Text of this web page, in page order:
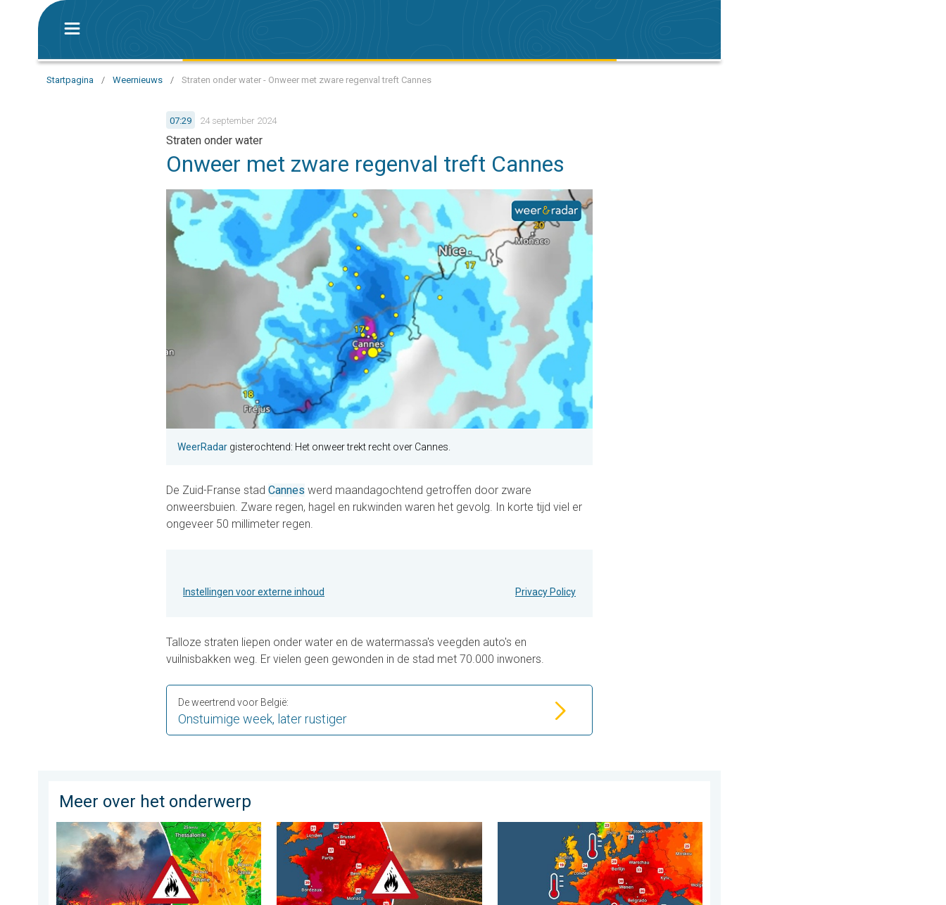
Startpagina / Weernieuws / Straten onder water - Onweer met zware regenval treft Cannes
07:29 24 september 2024
Straten onder water
Onweer met zware regenval treft Cannes
WeerRadar gisterochtend: Het onweer trekt recht over Cannes.
De Zuid-Franse stad Cannes werd maandagochtend getroffen door zware
onweersbuien. Zware regen, hagel en rukwinden waren het gevolg. In korte tijd viel er
ongeveer 50 millimeter regen.
Instellingen voor externe inhoud Privacy Policy
Talloze straten liepen onder water en de watermassa's veegden auto's en
vuilnisbakken weg. Er vielen geen gewonden in de stad met 70.000 inwoners.
Onstuimige week, later rustiger
De weertrend voor België:
Meer over het onderwerp
Ook in Zuidoost-Europa woeden bosbranden. Hitte en veel wind. . . donderdag 30 juli 2026Ernstige bosbranden in Zuidwest-Europa. Grootschalige evacuaties. . . maandag 27 juli 2026
Europese zeeën zijn ongewoon warm. Tot 30 graden. . . vrijdag 31 juli 2026